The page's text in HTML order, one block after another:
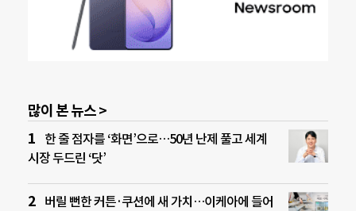
많이 본 뉴스 >
한 줄 점자를 ‘화면’으로…50년 난제 풀고 세계
시장 두드린 ‘닷’
버릴 뻔한 커튼·쿠션에 새 가치…이케아에 들어